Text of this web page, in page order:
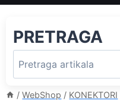
PRETRAGA
/ WebShop / KONEKTORI